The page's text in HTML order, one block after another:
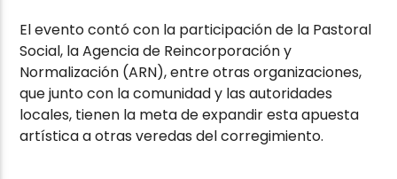
El evento contó con la participación de la Pastoral
Social, la Agencia de Reincorporación y
Normalización (ARN), entre otras organizaciones,
que junto con la comunidad y las autoridades
locales, tienen la meta de expandir esta apuesta
artística a otras veredas del corregimiento.